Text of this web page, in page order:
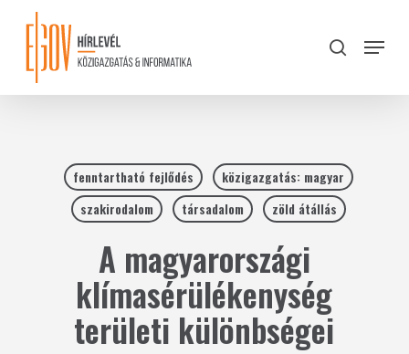
content
search
Menu
fenntartható fejlődés
közigazgatás: magyar
szakirodalom
társadalom zöld átállás
A magyarországi
klímasérülékenység
területi különbségei
Close